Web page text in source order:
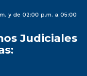
y de 02:00 p.m. a 05:00
Judiciales